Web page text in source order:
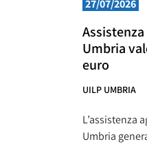
27/07/2026
Umbria
euro
UILP UMBRIA
L’assistenza
Umbria